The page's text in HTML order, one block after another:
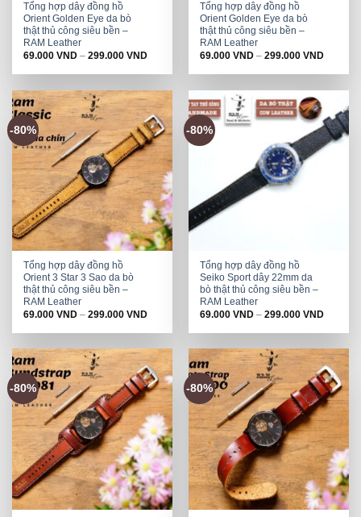
Tổng hợp dây đồng hồ
Orient Golden Eye da bò
thật thủ công siêu bền –
RAM Leather
69.000VND –299.000VND
Tổng hợp dây đồng hồ
Orient Golden Eye da bò
thật thủ công siêu bền –
RAM Leather
69.000VND –299.000VND
-80%
Tổng hợp dây đồng hồ
Orient 3 Star 3 Sao da bò
thật thủ công siêu bền –
RAM Leather
69.000VND –299.000VND
-80%
Tổng hợp dây đồng hồ
Seiko Sport dây 22mm da
bò thật thủ công siêu bền –
RAM Leather
69.000VND –299.000VND
-80% -80%